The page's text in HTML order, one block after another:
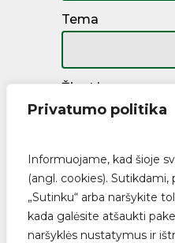
Privatumo politika
Informuojame, kad šioje
(angl. cookies).
„Sutinku“ arba naršykite
kada galėsite atšaukti
naršyklės nustatymus ir
Tema
Žinutė